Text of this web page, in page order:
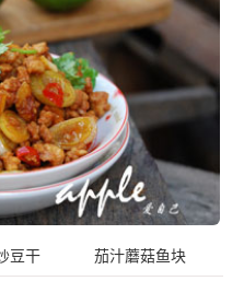
豆干 茄汁蘑菇鱼块